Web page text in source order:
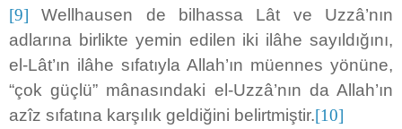
[9] Wellhausen de bilhassa Lât ve Uzzâ’nın
adlarına birlikte yemin edilen iki ilâhe sayıldığını,
el-Lât’ın ilâhe sıfatıyla Allah’ın müennes yönüne,
“çok güçlü” mânasındaki el-Uzzâ’nın da Allah’ın
azîz sıfatına karşılık geldiğini belirtmiştir.[10]